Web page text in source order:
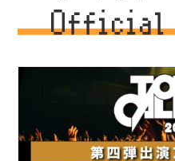
Official